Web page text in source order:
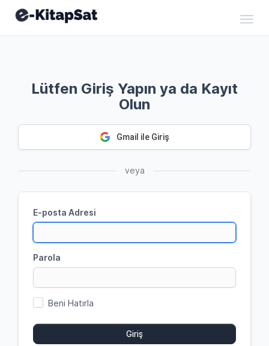
Lütfen Giriş Yapın ya da Kayıt
Olun
Gmail ile Giriş
veya
E-posta Adresi
Parola
Beni Hatırla
Giriş